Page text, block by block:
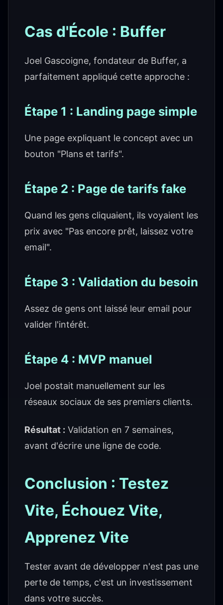
Cas d'École : Buffer
Joel Gascoigne, fondateur de Buffer, a
parfaitement appliqué cette approche :
Étape 1 : Landing page simple
Une page expliquant le concept avec un
bouton "Plans et tarifs".
Étape 2 : Page de tarifs fake
Quand les gens cliquaient, ils voyaient les
prix avec "Pas encore prêt, laissez votre
email".
Étape 3 : Validation du besoin
Assez de gens ont laissé leur email pour
valider l'intérêt.
Étape 4 : MVP manuel
Joel postait manuellement sur les
réseaux sociaux de ses premiers clients.
Résultat : Validation en 7 semaines,
avant d'écrire une ligne de code.
Conclusion : Testez
Vite, Échouez Vite,
Apprenez Vite
Tester avant de développer n'est pas une
perte de temps, c'est un investissement
dans votre succès.